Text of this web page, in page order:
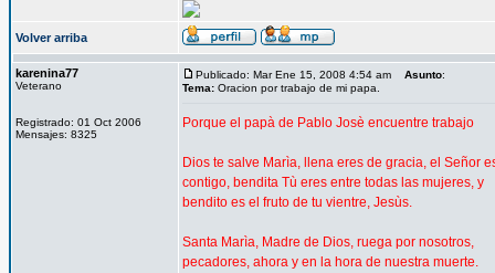
Volver arriba
karenina77
Veterano
Registrado: 01 Oct 2006
Mensajes: 8325
Publicado: Mar Ene 15, 2008 4:54 am Asunto:
Tema: Oracion por trabajo de mi papa.
Porque el papà de Pablo Josè encuentre trabajo
Dios te salve Marìa, llena eres de gracia, el Señor
contigo, bendita Tù eres entre todas las mujeres, y
bendito es el fruto de tu vientre, Jesùs.
Santa Marìa, Madre de Dios, ruega por nosotros,
pecadores, ahora y en la hora de nuestra muerte.